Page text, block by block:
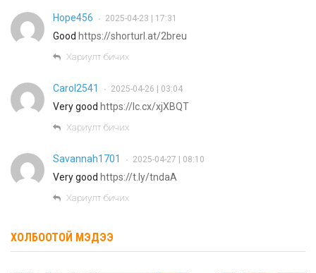
Hope456 • 2025-04-23 | 17:31
Good https://shorturl.at/2breu
Хариулт бичих
Carol2541 • 2025-04-26 | 03:04
Very good https://lc.cx/xjXBQT
Хариулт бичих
Savannah1701 • 2025-04-27 | 08:10
Very good https://t.ly/tndaA
Хариулт бичих
ХОЛБООТОЙ МЭДЭЭ